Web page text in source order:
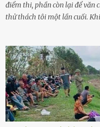
điểm thi, phần còn lại để văn
thử thách tôi một lần cuối.
sực nhớ – điện thoại đang
đường thưa thớt người qua
Chú ơi, cháu đi thi, xe hỏng
giúp cháu với, cháu không có
thì tăng ga tránh xa như né
như một kẻ mất trí. Vô ích.
tôi chỉ có một lựa chọn duy